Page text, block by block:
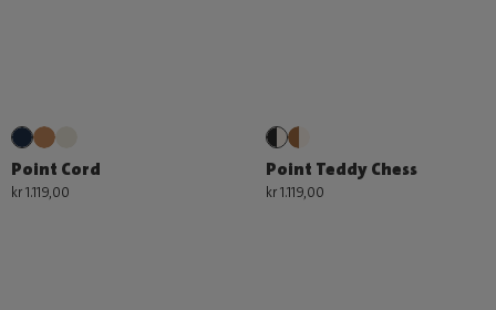
Point Cord
kr 1.119,00
Point Teddy Chess
kr 1.119,00